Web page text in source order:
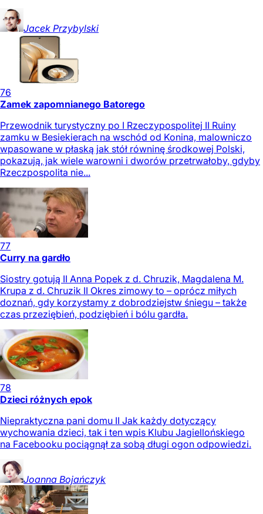
Jacek Przybylski
76
Zamek zapomnianego Batorego
Przewodnik turystyczny po I Rzeczypospolitej II Ruiny
zamku w Besiekierach na wschód od Konina, malowniczo
wpasowane w płaską jak stół równinę środkowej Polski,
pokazują, jak wiele warowni i dworów przetrwałoby, gdyby
Rzeczpospolita nie...
77
Curry na gardło
Siostry gotują II Anna Popek z d. Chruzik, Magdalena M.
Krupa z d. Chruzik II Okres zimowy to – oprócz miłych
doznań, gdy korzystamy z dobrodziejstw śniegu – także
czas przeziębień, podziębień i bólu gardła.
78
Dzieci różnych epok
Niepraktyczna pani domu II Jak każdy dotyczący
wychowania dzieci, tak i ten wpis Klubu Jagiellońskiego
na Facebooku pociągnął za sobą długi ogon odpowiedzi.
Joanna Bojańczyk